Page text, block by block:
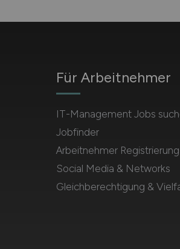
Für Arbeitnehmer
IT-Management Jobs
Jobfinder
Arbeitnehmer Registrierung
Social Media & Networks
Gleichberechtigung &